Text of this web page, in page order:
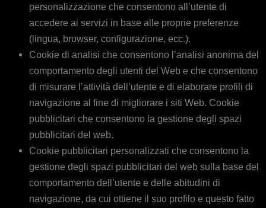
personalizzazione che consentono all’utente di
accedere ai servizi in base alle proprie preferenze
(lingua, browser, configurazione, ecc.).
Cookie di analisi che consentono l’analisi anonima del
comportamento degli utenti del Web e che consentono
di misurare l’attività dell’utente e di elaborare profili di
navigazione al fine di migliorare i siti Web. Cookie
pubblicitari che consentono la gestione degli spazi
pubblicitari del web.
Cookie pubblicitari personalizzati che consentono la
gestione degli spazi pubblicitari del web sulla base del
comportamento dell’utente e delle abitudini di
navigazione, da cui ottiene il suo profilo e questo fatto